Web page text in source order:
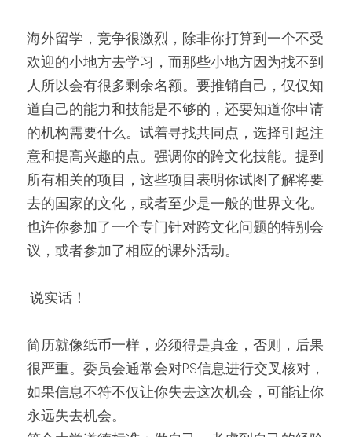
海外留学，竞争很激烈，除非你打算到一个不受
欢迎的小地方去学习，而那些小地方因为找不到
人所以会有很多剩余名额。要推销自己，仅仅知
道自己的能力和技能是不够的，还要知道你申请
的机构需要什么。试着寻找共同点，选择引起注
意和提高兴趣的点。强调你的跨文化技能。提到
所有相关的项目，这些项目表明你试图了解将要
去的国家的文化，或者至少是一般的世界文化。
也许你参加了一个专门针对跨文化问题的特别会
议，或者参加了相应的课外活动。
说实话！
简历就像纸币一样，必须得是真金，否则，后果
很严重。委员会通常会对PS信息进行交叉核对，
如果信息不符不仅让你失去这次机会，可能让你
永远失去机会。